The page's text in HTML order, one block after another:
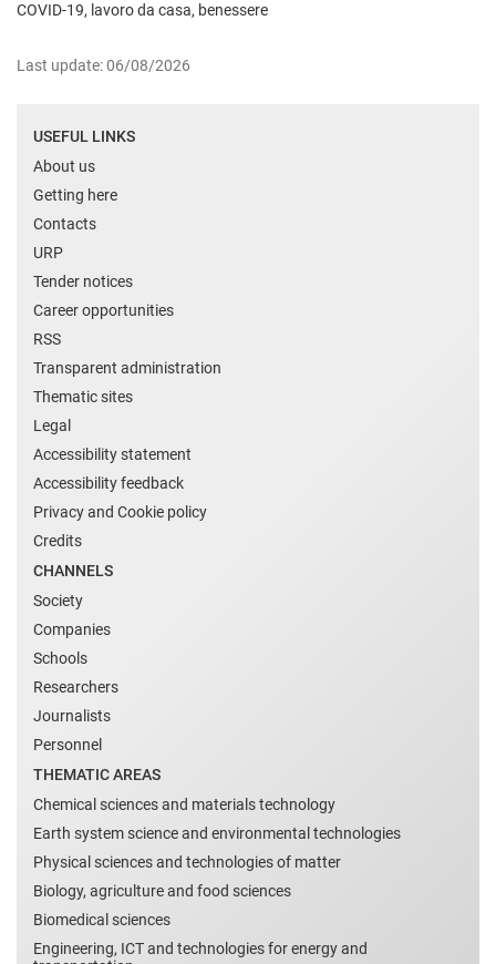
COVID-19, lavoro da casa, benessere
Last update: 06/08/2026
USEFUL LINKS
About us
Getting here
Contacts
URP
Tender notices
Career opportunities
RSS
Transparent administration
Thematic sites
Legal
Accessibility statement
Accessibility feedback
Privacy and Cookie policy
Credits
CHANNELS
Society
Companies
Schools
Researchers
Journalists
Personnel
THEMATIC AREAS
Chemical sciences and materials technology
Earth system science and environmental technologies
Physical sciences and technologies of matter
Biology, agriculture and food sciences
Biomedical sciences
Engineering, ICT and technologies for energy and